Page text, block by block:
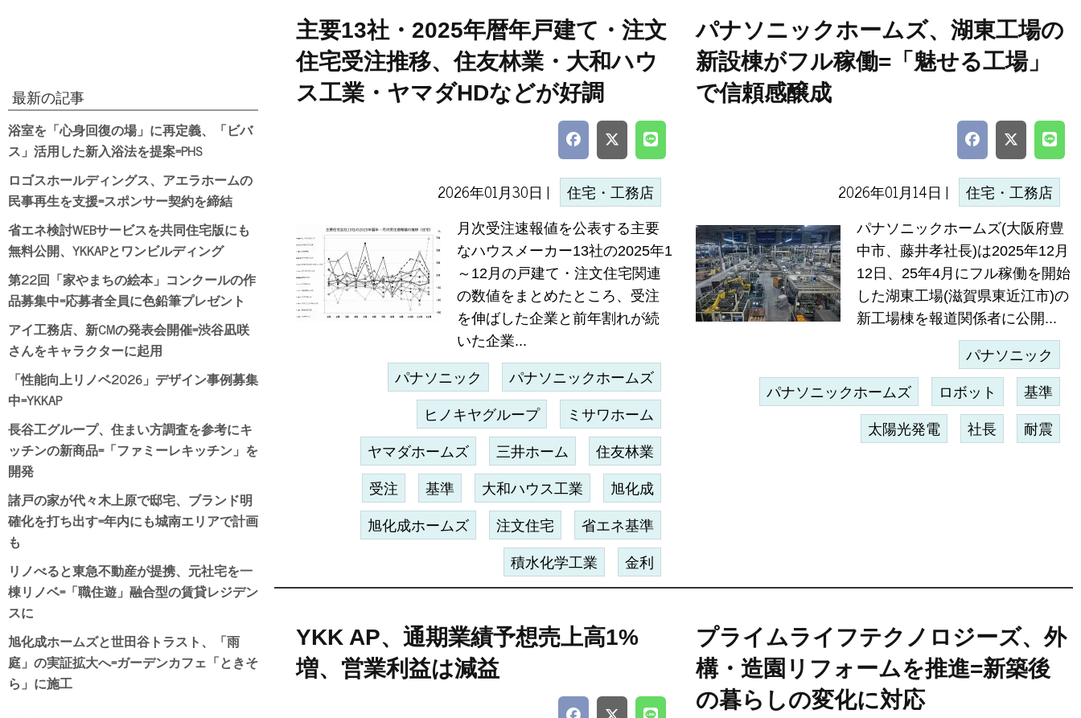
主要13社・2025年暦年戸建て・注文
住宅受注推移、住友林業・大和ハウ
ス工業・ヤマダHDなどが好調
2026年01月30日 | 住宅・工務店
月次受注速報値を公表する主要
なハウスメーカー13社の2025年1
～12月の戸建て・注文住宅関連
の数値をまとめたところ、受注
を伸ばした企業と前年割れが続
いた企業...
パナソニック パナソニックホームズ
ヒノキヤグループ ミサワホーム
ヤマダホームズ 三井ホーム 住友林業
受注 基準 大和ハウス工業 旭化成
旭化成ホームズ 注文住宅 省エネ基準
積水化学工業 金利
パナソニックホームズ、湖東工場の
新設棟がフル稼働=「魅せる工場」
で信頼感醸成
2026年01月14日 | 住宅・工務店
パナソニックホームズ(大阪府豊
中市、藤井孝社長)は2025年12月
12日、25年4月にフル稼働を開始
した湖東工場(滋賀県東近江市)の
新工場棟を報道関係者に公開...
パナソニック
パナソニックホームズ ロボット 基準
太陽光発電 社長 耐震
YKK AP、通期業績予想売上高1%
増、営業利益は減益
プライムライフテクノロジーズ、外
構・造園リフォームを推進=新築後
の暮らしの変化に対応
最新の記事
浴室を「心身回復の場」に再定義、「ビバ
ス」活用した新入浴法を提案=PHS
ロゴスホールディングス、アエラホームの
民事再生を支援=スポンサー契約を締結
省エネ検討WEBサービスを共同住宅版にも
無料公開、YKKAPとワンビルディング
第22回「家やまちの絵本」コンクールの作
品募集中=応募者全員に色鉛筆プレゼント
アイ工務店、新CMの発表会開催=渋谷凪咲
さんをキャラクターに起用
「性能向上リノベ2026」デザイン事例募集
中=YKKAP
長谷工グループ、住まい方調査を参考にキ
ッチンの新商品=「ファミーレキッチン」を
開発
諸戸の家が代々木上原で邸宅、ブランド明
確化を打ち出す=年内にも城南エリアで計画
も
リノべると東急不動産が提携、元社宅を一
棟リノベ=「職住遊」融合型の賃貸レジデン
スに
旭化成ホームズと世田谷トラスト、「雨
庭」の実証拡大へ=ガーデンカフェ「ときそ
ら」に施工